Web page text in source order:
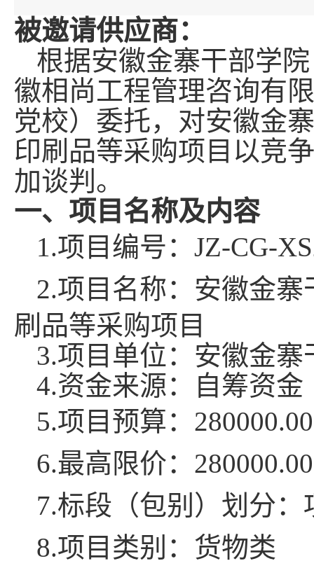
被邀请供应商：
根据安徽金寨干部学
徽相尚工程管理咨询有
党校） 委托，对安徽金
印刷品等采购项目 以竞
加谈判。
一、项目名称及内容
1.项目编号： JZ-CG-
2.项目名称： 安徽金寨
刷品等采购项目
3.项目单位： 安徽金寨
4.资金来源：
自筹资金
5.项目预算： 280000.00
6.最高限价： 280000.00
7.标段（包别）划分：
8.项目类别： 货物类